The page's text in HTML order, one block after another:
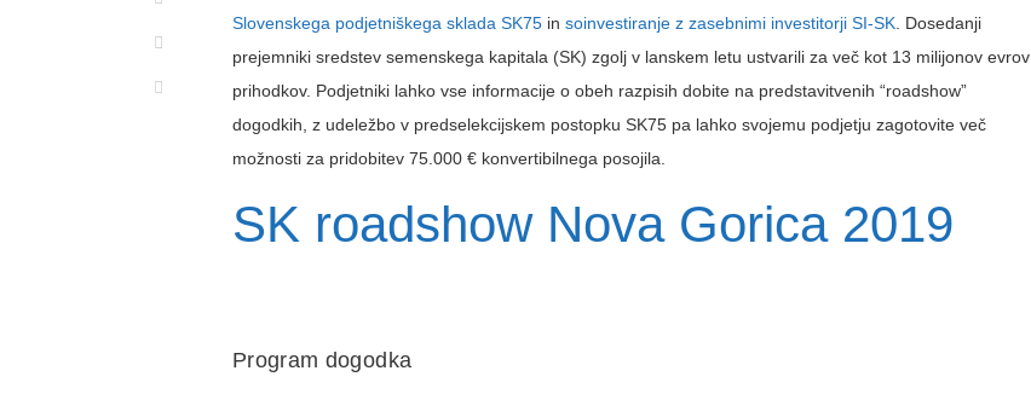
Slovenskega podjetniškega sklada SK75in soinvestiranje z zasebnimi investitorji SI-SK. Dosedanji
prejemniki sredstev semenskega kapitala (SK) zgolj v lanskem letu ustvarili za več kot 13 milijonov evrov
prihodkov. Podjetniki lahko vse informacije o obeh razpisih dobite na predstavitvenih “roadshow”
dogodkih, z udeležbo v predselekcijskem postopku SK75 pa lahko svojemu podjetju zagotovite več
možnosti za pridobitev 75.000 € konvertibilnega posojila.
SK roadshow Nova Gorica 2019
Program dogodka